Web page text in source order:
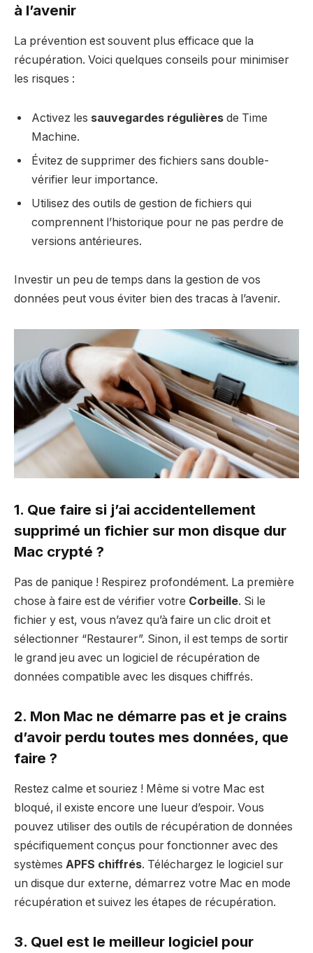
à l’avenir
La prévention est souvent plus efficace que la
récupération. Voici quelques conseils pour minimiser
les risques :
Activez les sauvegardes régulières de Time
Machine.
Évitez de supprimer des fichiers sans double-
vérifier leur importance.
Utilisez des outils de gestion de fichiers qui
comprennent l’historique pour ne pas perdre de
versions antérieures.
Investir un peu de temps dans la gestion de vos
données peut vous éviter bien des tracas à l’avenir.
1. Que faire si j’ai accidentellement
supprimé un fichier sur mon disque dur
Mac crypté ?
Pas de panique ! Respirez profondément. La première
chose à faire est de vérifier votre Corbeille. Si le
fichier y est, vous n’avez qu’à faire un clic droit et
sélectionner “Restaurer”. Sinon, il est temps de sortir
le grand jeu avec un logiciel de récupération de
données compatible avec les disques chiffrés.
2. Mon Mac ne démarre pas et je crains
d’avoir perdu toutes mes données, que
faire ?
Restez calme et souriez ! Même si votre Mac est
bloqué, il existe encore une lueur d’espoir. Vous
pouvez utiliser des outils de récupération de données
spécifiquement conçus pour fonctionner avec des
systèmes APFS chiffrés. Téléchargez le logiciel sur
un disque dur externe, démarrez votre Mac en mode
récupération et suivez les étapes de récupération.
3. Quel est le meilleur logiciel pour